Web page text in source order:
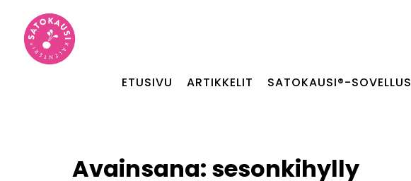
ETUSIVU ARTIKKELIT SATOKAUSI®-SOVELLUS
Avainsana: sesonkihylly